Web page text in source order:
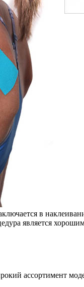
в
является
ассортимент